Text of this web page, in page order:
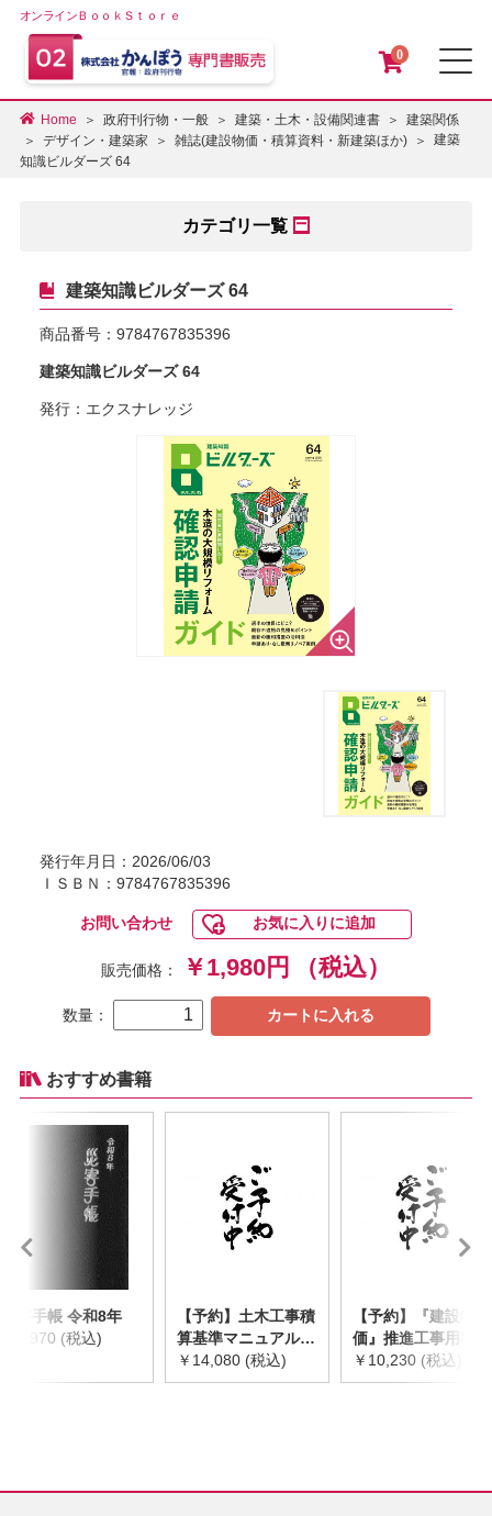
オンラインＢｏｏｋＳｔｏｒｅ
0
Home 政府刊行物・一般 建築・土木・設備関連書
建築関係
デザイン・建築家
雑誌(建設物価・積算資料・新建築ほか)
建築
知識ビルダーズ 64
カテゴリ一覧
建築知識ビルダーズ 64
商品番号： 9784767835396
建築知識ビルダーズ 64
発行：エクスナレッジ
発行年月日：2026/06/03
ＩＳＢＮ：9784767835396
お問い合わせ お気に入りに追加
販売価格： ￥1,980円 （税込）
数量： カートに入れる
おすすめ書籍
災害手帳 令和8年
￥2,970 (税込)
【予約】土木工事積
算基準マニュアル
令和8年度版
※2026年8月下旬発
￥14,080 (税込)
【予約】『建設物
価』推進工事用機械
器具等基礎価格表
2026年度版
￥10,230 (税込)